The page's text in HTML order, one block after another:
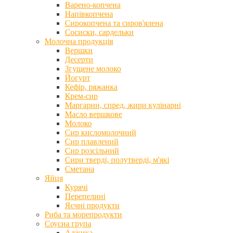
Варено-копчена
Напівкопчена
Сирокопчена та сиров'ялена
Сосиски, сардельки
Молочна продукція
Вершки
Десерти
Згущене молоко
Йогурт
Кефір, ряжанка
Крем-сир
Маргарин, спред, жири кулінарні
Масло вершкове
Молоко
Сир кисломолочний
Сир плавлений
Сир розсільний
Сири тверді, полутверді, м'які
Сметана
Яйця
Курячі
Перепелині
Яєчні продукти
Риба та морепродукти
Соусна група